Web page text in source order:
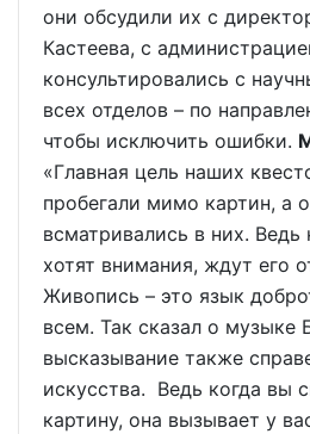
они обсудили их с
Кастеева, с
консультировались с
всех отделов – по
чтобы исключить ошибки.
«Главная цель наших
пробегали мимо картин, а
всматривались в них.
хотят внимания, ждут его
Живопись – это язык
всем. Так сказал о музыке
высказывание также
искусства. Ведь когда вы
картину, она вызывает у